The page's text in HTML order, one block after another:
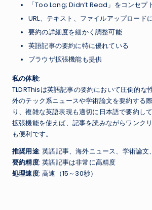
「Too Long; Didn’t Read」をコンセプ
URL、テキスト、ファイルアップロード
要約の詳細度を細かく調整可能
英語記事の要約に特に優れている
ブラウザ拡張機能も提供
私の体験:
TLDRThisは英語記事の要約において圧倒的な
外のテック系ニュースや学術論文を要約する
り、複雑な英語表現も適切に日本語で要約し
拡張機能を使えば、記事を読みながらワンク
も便利です。
推奨用途: 英語記事、海外ニュース、学術論文
要約精度: 英語記事は非常に高精度
処理速度: 高速（15～30秒）